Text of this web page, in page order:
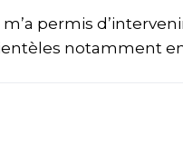
permis
notamment